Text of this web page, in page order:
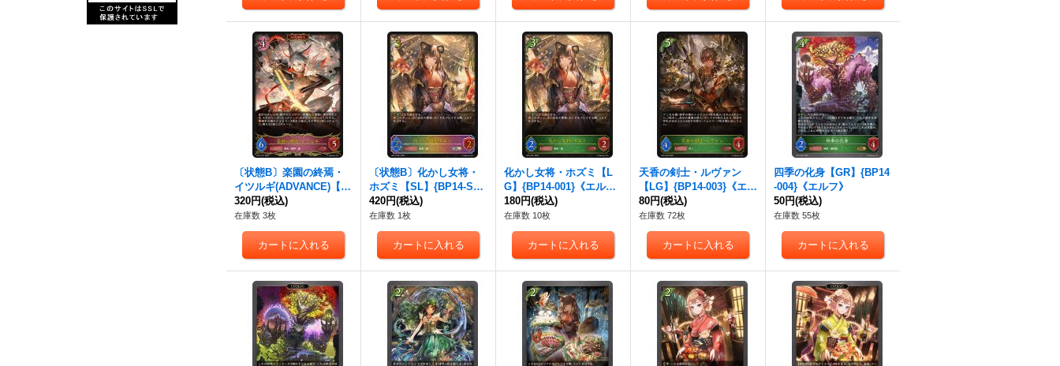
〔状態B〕楽園の終焉・
イツルギ(ADVANCE)【L
G】{BP14-071}《ナイト
メア》
320円(税込)
在庫数 3枚
〔状態B〕化かし女将・
ホズミ【SL】{BP14-SL0
1}《エルフ》
420円(税込)
在庫数 1枚
化かし女将・ホズミ【L
G】{BP14-001}《エル
フ》
180円(税込)
在庫数 10枚
天香の剣士・ルヴァン
【LG】{BP14-003}《エル
フ》
80円(税込)
在庫数 72枚
四季の化身【GR】{BP14
-004}《エルフ》
50円(税込)
在庫数 55枚